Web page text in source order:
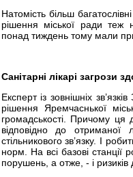
Натомість більш
рішення міської ради теж
понад тиждень тому мали
Санітарні лікарі загрози
Експерт із зовнішніх
рішення Яремчаснької
громадськості. Причому ця
відповідно до отриманої
стільникового зв’язку. І
норм. На всі базові станції
порушень, а отже, - і